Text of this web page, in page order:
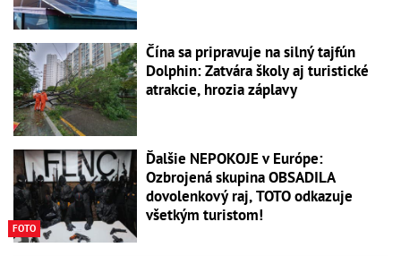
Čína sa pripravuje na silný tajfún
Dolphin: Zatvára školy aj turistické
atrakcie, hrozia záplavy
FOTO
Ďalšie NEPOKOJE v Európe:
Ozbrojená skupina OBSADILA
dovolenkový raj, TOTO odkazuje
všetkým turistom!